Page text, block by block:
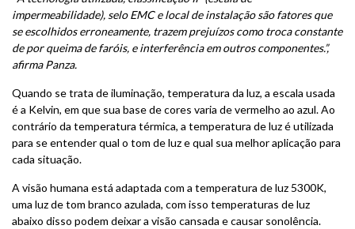
impermeabilidade), selo EMC e local de instalação são fatores que
se escolhidos erroneamente, trazem prejuízos como troca constante
de por queima de faróis, e interferência em outros componentes.”,
afirma Panza.
Quando se trata de iluminação, temperatura da luz, a escala usada
é a Kelvin, em que sua base de cores varia de vermelho ao azul. Ao
contrário da temperatura térmica, a temperatura de luz é utilizada
para se entender qual o tom de luz e qual sua melhor aplicação para
cada situação.
A visão humana está adaptada com a temperatura de luz 5300K,
uma luz de tom branco azulada, com isso temperaturas de luz
abaixo disso podem deixar a visão cansada e causar sonolência.